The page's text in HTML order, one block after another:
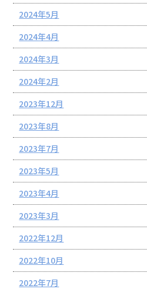
2024年5月
2024年4月
2024年3月
2024年2月
2023年12月
2023年8月
2023年7月
2023年5月
2023年4月
2023年3月
2022年12月
2022年10月
2022年7月